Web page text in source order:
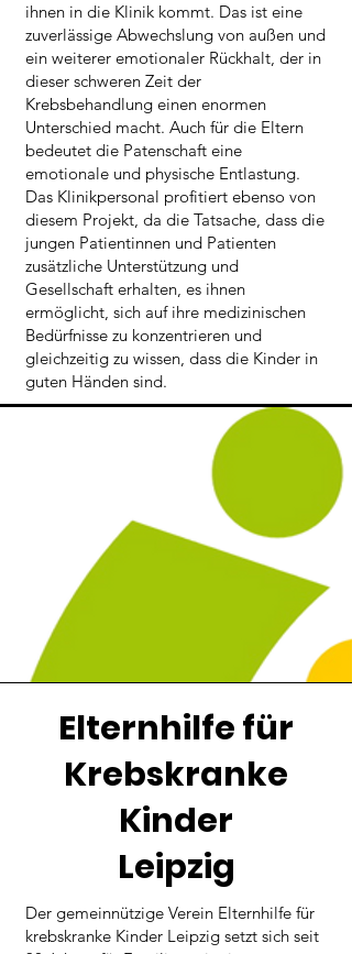
ihnen in die Klinik kommt. Das ist eine
zuverlässige Abwechslung von außen und
ein weiterer emotionaler Rückhalt, der in
dieser schweren Zeit der
Krebsbehandlung einen enormen
Unterschied macht. Auch für die Eltern
bedeutet die Patenschaft eine
emotionale und physische Entlastung.
Das Klinikpersonal profitiert ebenso von
diesem Projekt, da die Tatsache, dass die
jungen Patientinnen und Patienten
zusätzliche Unterstützung und
Gesellschaft erhalten, es ihnen
ermöglicht, sich auf ihre medizinischen
Bedürfnisse zu konzentrieren und
gleichzeitig zu wissen, dass die Kinder in
guten Händen sind.
Elternhilfe für
Krebskranke
Kinder
Leipzig
Der gemeinnützige Verein Elternhilfe für
krebskranke Kinder Leipzig setzt sich seit